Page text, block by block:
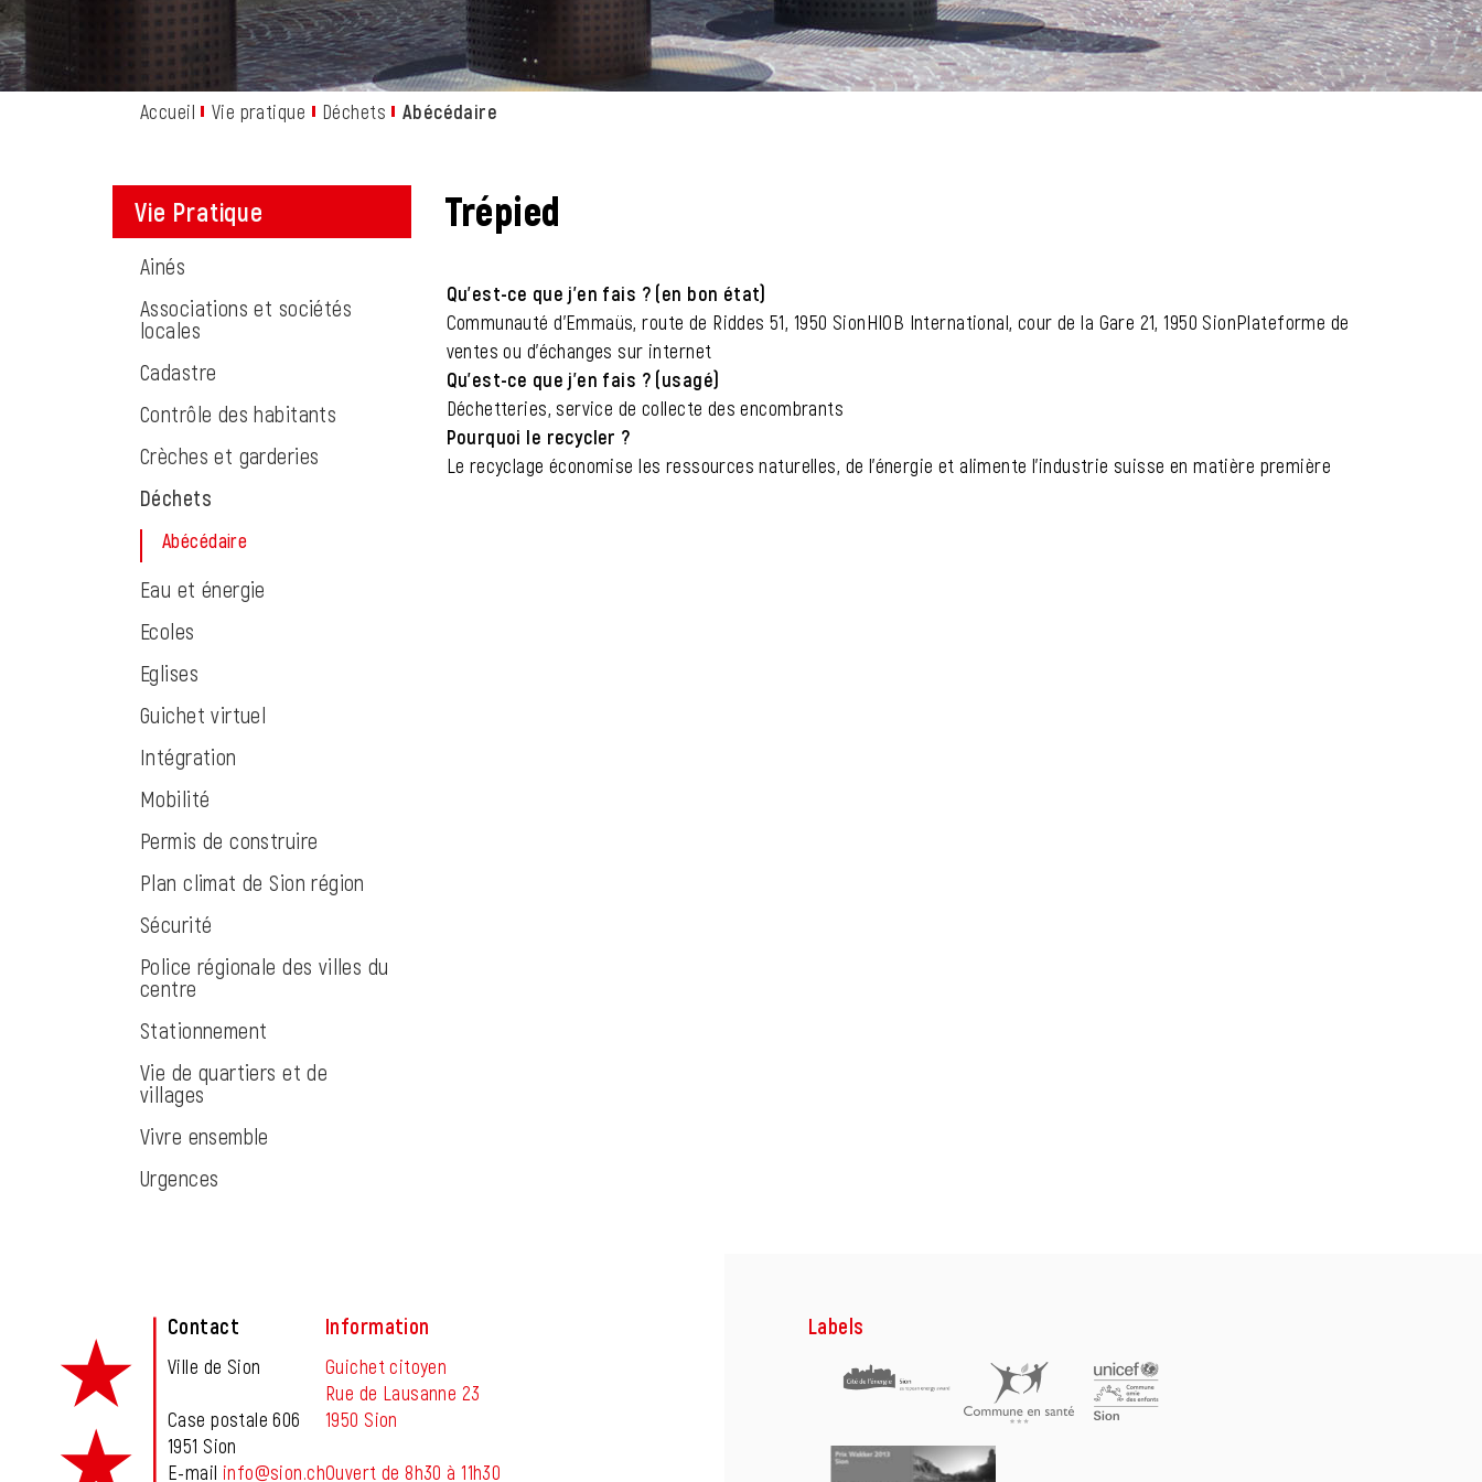
Accueil Vie pratique Déchets Abécédaire
Vie Pratique
Ainés
Associations et sociétés
locales
Cadastre
Contrôle des habitants
Crèches et garderies
Déchets
Abécédaire
Eau et énergie
Ecoles
Eglises
Guichet virtuel
Intégration
Mobilité
Permis de construire
Plan climat de Sion région
Sécurité
Police régionale des villes du
centre
Stationnement
Vie de quartiers et de
villages
Vivre ensemble
Urgences
Trépied
Qu'est-ce que j'en fais ? (en bon état)
Communauté d'Emmaüs, route de Riddes 51, 1950 SionHIOB International, cour de la Gare 21, 1950 SionPlateforme de
ventes ou d'échanges sur internet
Qu'est-ce que j'en fais ? (usagé)
Déchetteries, service de collecte des encombrants
Pourquoi le recycler ?
Le recyclage économise les ressources naturelles, de l'énergie et alimente l'industrie suisse en matière première
Contact
Ville de Sion
Case postale 606
1951 Sion
E-mail info@sion.ch
Information
Guichet citoyen
Rue de Lausanne 23
1950 Sion
Ouvert de 8h30 à 11h30
Labels